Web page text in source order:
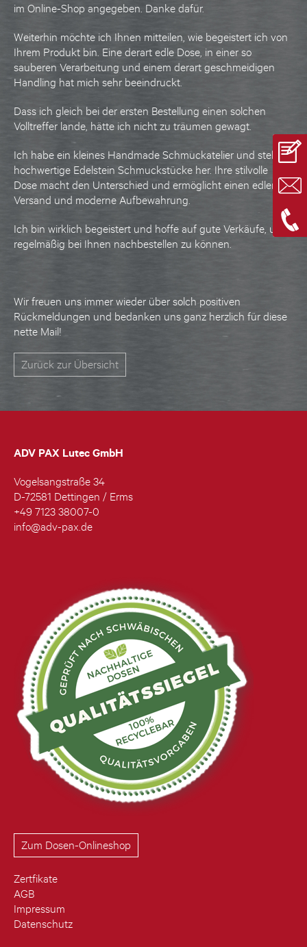
im Online-Shop angegeben. Danke dafür.
Weiterhin möchte ich Ihnen mitteilen, wie begeistert ich von
Ihrem Produkt bin. Eine derart edle Dose, in einer so
sauberen Verarbeitung und einem derart geschmeidigen
Handling hat mich sehr beeindruckt.
Dass ich gleich bei der ersten Bestellung einen solchen
Volltreffer lande, hätte ich nicht zu träumen gewagt.
Ich habe ein kleines Handmade Schmuckatelier und stelle
hochwertige Edelstein Schmuckstücke her. Ihre stilvolle
Dose macht den Unterschied und ermöglicht einen edlen
Versand und moderne Aufbewahrung.
Ich bin wirklich begeistert und hoffe auf gute Verkäufe, um
regelmäßig bei Ihnen nachbestellen zu können.
Wir freuen uns immer wieder über solch positiven
Rückmeldungen und bedanken uns ganz herzlich für diese
nette Mail!
Zurück zur Übersicht
ADV PAX Lutec GmbH
Vogelsangstraße 34
D-72581 Dettingen / Erms
+49 7123 38007-0
info@adv-pax.de
Zum Dosen-Onlineshop
Zertfikate
AGB
Impressum
Datenschutz